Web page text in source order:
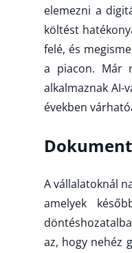
elemezni a
költést
felé, és
a piacon. Már
alkalmaznak AI-
években
A vállalatoknál
amelyek
az, hogy nehéz